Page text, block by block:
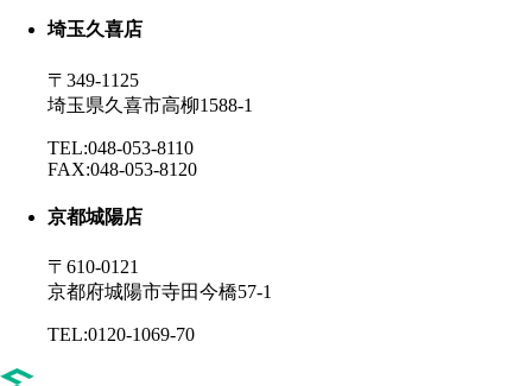
埼玉久喜店
〒349-1125
埼玉県久喜市高柳1588-1
TEL:048-053-8110
FAX:048-053-8120
京都城陽店
〒610-0121
京都府城陽市寺田今橋57-1
TEL:0120-1069-70